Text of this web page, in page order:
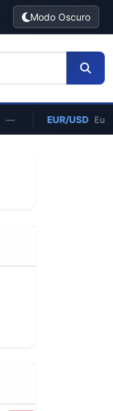
Modo Oscuro
EUR/USD Euro/